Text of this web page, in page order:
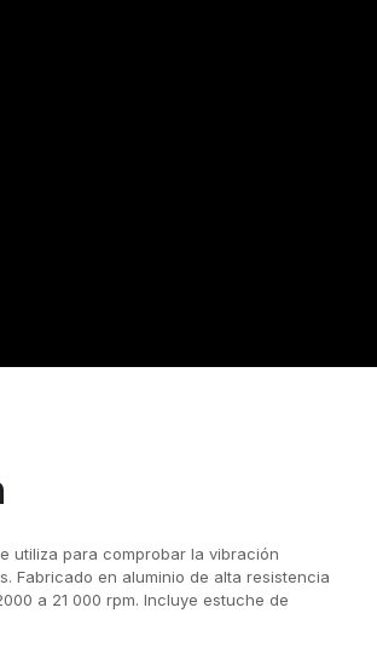
utiliza para comprobar la vibración
Fabricado en aluminio de alta resistencia
a 21 000 rpm. Incluye estuche de